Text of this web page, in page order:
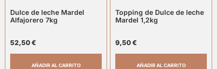
Dulce de leche Mardel
Alfajorero 7kg
52,50€
AÑADIR AL CARRITO
Topping de Dulce de leche
Mardel 1,2kg
9,50€
AÑADIR AL CARRITO